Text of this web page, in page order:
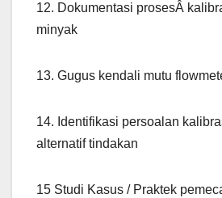
12. Dokumentasi prosesÂ
minyak
13. Gugus kendali mutu
14. Identifikasi persoalan
alternatif tindakan
15 Studi Kasus / Praktek